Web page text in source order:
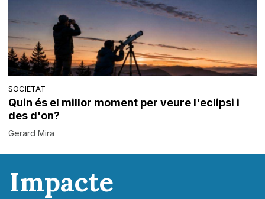
SOCIETAT
Quin és el millor moment per veure l'eclipsi i
des d'on?
Gerard Mira
Impacte